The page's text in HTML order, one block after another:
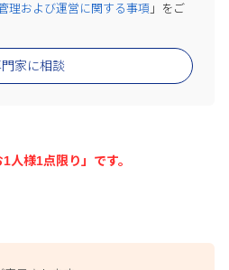
家に相談
理および運営に関する事項 」をご
人様1点限り」です。